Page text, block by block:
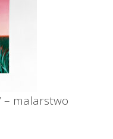
– malarstwo